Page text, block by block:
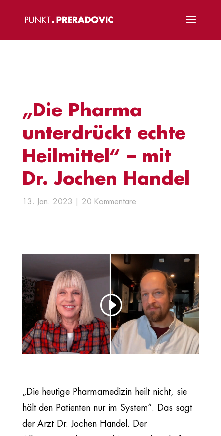
„Die Pharma
unterdrückt echte
Heilmittel“ – mit
Dr. Jochen Handel
13. Jan. 2023 20 Kommentare
„Die heutige Pharmamedizin heilt nicht, sie
hält den Patienten nur im System“. Das sagt
der Arzt Dr. Jochen Handel. Der